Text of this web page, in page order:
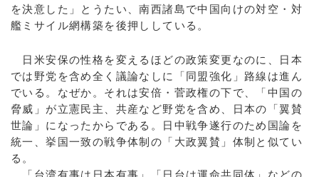
を決意した」とうたい、南西諸島で中国向けの対空・対
艦ミサイル網構築を後押ししている。
日米安保の性格を変えるほどの政策変更なのに、日本
では野党を含め全く議論なしに「同盟強化」路線は進ん
でいる。なぜか。それは安倍・菅政権の下で、「中国の
脅威」が立憲民主、共産など野党を含め、日本の「翼賛
世論」になったからである。日中戦争遂行のため国論を
統一、挙国一致の戦争体制の「大政翼賛」体制と似てい
る。